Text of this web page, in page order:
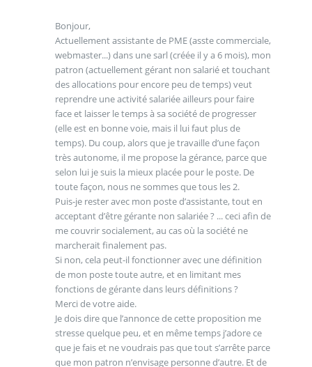
Bonjour,
Actuellement assistante de PME (asste commerciale,
webmaster...) dans une sarl (créée il y a 6 mois), mon
patron (actuellement gérant non salarié et touchant
des allocations pour encore peu de temps) veut
reprendre une activité salariée ailleurs pour faire
face et laisser le temps à sa société de progresser
(elle est en bonne voie, mais il lui faut plus de
temps). Du coup, alors que je travaille d’une façon
très autonome, il me propose la gérance, parce que
selon lui je suis la mieux placée pour le poste. De
toute façon, nous ne sommes que tous les 2.
Puis-je rester avec mon poste d’assistante, tout en
acceptant d’être gérante non salariée ? ... ceci afin de
me couvrir socialement, au cas où la société ne
marcherait finalement pas.
Si non, cela peut-il fonctionner avec une définition
de mon poste toute autre, et en limitant mes
fonctions de gérante dans leurs définitions ?
Merci de votre aide.
Je dois dire que l’annonce de cette proposition me
stresse quelque peu, et en même temps j’adore ce
que je fais et ne voudrais pas que tout s’arrête parce
que mon patron n’envisage personne d’autre. Et de